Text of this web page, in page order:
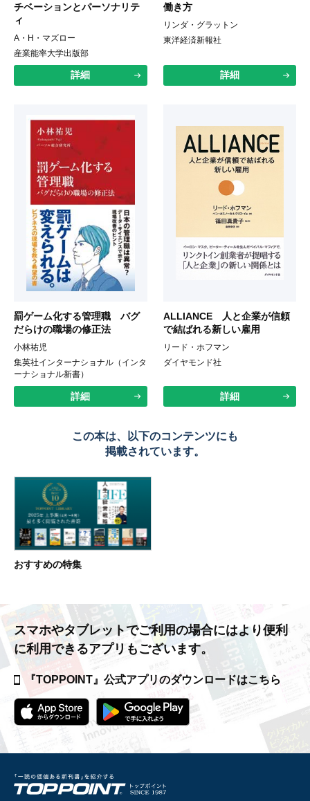
チベーションとパーソナリテ
ィ
A・H・マズロー
産業能率大学出版部
詳細
働き方
リンダ・グラットン
東洋経済新報社
詳細
罰ゲーム化する管理職 バグ
だらけの職場の修正法
小林祐児
集英社インターナショナル（インタ
ーナショナル新書）
詳細
ALLIANCE 人と企業が信頼
で結ばれる新しい雇用
リード・ホフマン
ダイヤモンド社
詳細
この本は、以下のコンテンツにも
掲載されています。
おすすめの特集
スマホやタブレットでご利用の場合にはより便利
に利用できるアプリもございます。
『TOPPOINT』公式アプリのダウンロードはこちら